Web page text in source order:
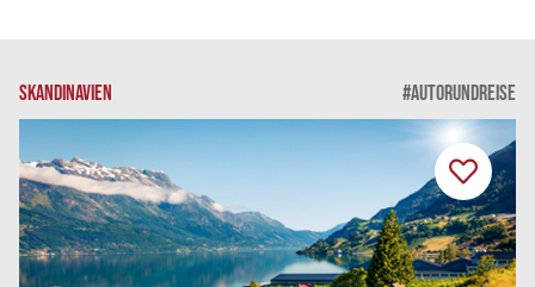
SKANDINAVIEN #AUTORUNDREISE